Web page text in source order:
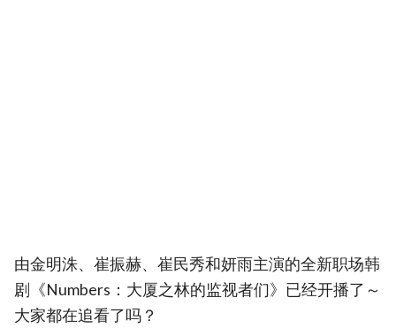
由金明洙、崔振赫、崔民秀和妍雨主演的全新职场韩
剧《Numbers：大厦之林的监视者们》已经开播了～
大家都在追看了吗？